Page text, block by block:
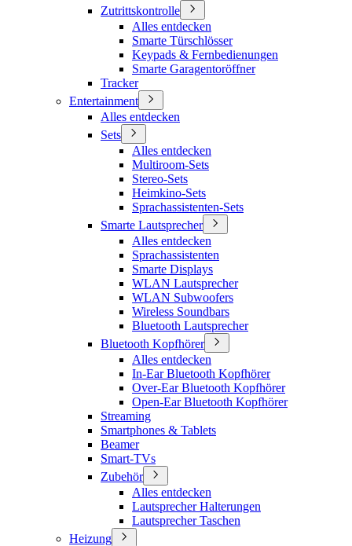
Zutrittskontrolle
Alles entdecken
Smarte Türschlösser
Keypads & Fernbedienungen
Smarte Garagentoröffner
Tracker
Entertainment
Alles entdecken
Sets
Alles entdecken
Multiroom-Sets
Stereo-Sets
Heimkino-Sets
Sprachassistenten-Sets
Smarte Lautsprecher
Alles entdecken
Sprachassistenten
Smarte Displays
WLAN Lautsprecher
WLAN Subwoofers
Wireless Soundbars
Bluetooth Lautsprecher
Bluetooth Kopfhörer
Alles entdecken
In-Ear Bluetooth Kopfhörer
Over-Ear Bluetooth Kopfhörer
Open-Ear Bluetooth Kopfhörer
Streaming
Smartphones & Tablets
Beamer
Smart-TVs
Zubehör
Alles entdecken
Lautsprecher Halterungen
Lautsprecher Taschen
Heizung